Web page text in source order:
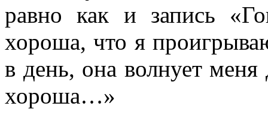
равно как и запись
хороша, что я
в день, она волнует меня
хороша…»